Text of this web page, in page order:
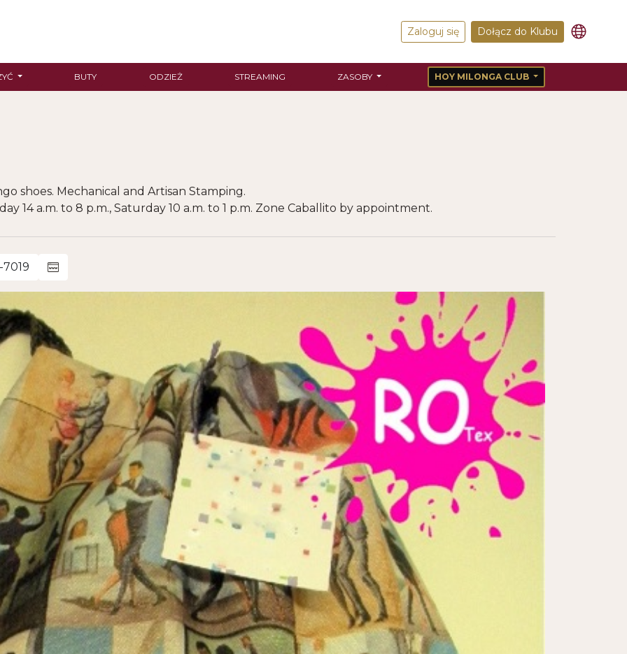
Zaloguj się Dołącz do Klubu
BUTY ODZIEŻ STREAMING ZASOBY HOY MILONGA CLUB
shoes. Mechanical and Artisan Stamping.
14 a.m. to 8 p.m., Saturday 10 a.m. to 1 p.m. Zone Caballito by appointment.
7019